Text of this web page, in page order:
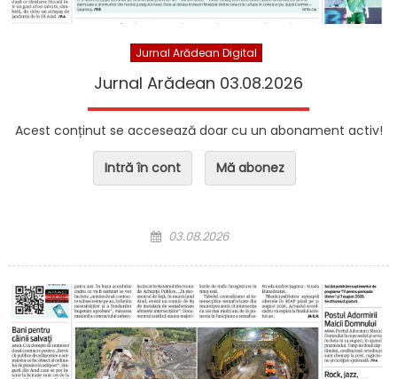
Jurnal Arădean Digital
Jurnal Arădean 03.08.2026
Acest conținut se accesează doar cu un abonament activ!
Intră în cont Mă abonez
Posted on
03.08.2026